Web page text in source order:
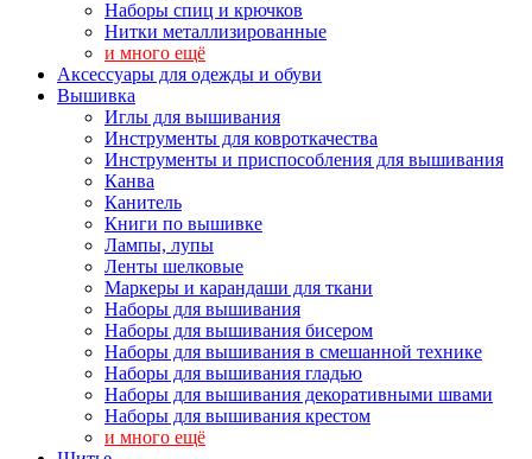
Наборы спиц и крючков
Нитки металлизированные
и много ещё
Аксессуары для одежды и обуви
Вышивка
Иглы для вышивания
Инструменты для ковроткачества
Инструменты и приспособления для вышивания
Канва
Канитель
Книги по вышивке
Лампы, лупы
Ленты шелковые
Маркеры и карандаши для ткани
Наборы для вышивания
Наборы для вышивания бисером
Наборы для вышивания в смешанной технике
Наборы для вышивания гладью
Наборы для вышивания декоративными швами
Наборы для вышивания крестом
и много ещё